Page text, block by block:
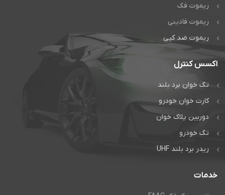
ریموت فک
ریموت فادینی
ریموت ضد کپی
اکسس کنترل
تگ خوان برد بلند
کارت خوان خودرو
دوربین پلاک خوان
تگ خودرو
ریدر برد بلند UHF
خدمات